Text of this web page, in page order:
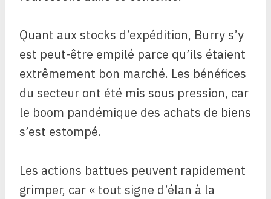
Quant aux stocks d’expédition, Burry s’y
est peut-être empilé parce qu’ils étaient
extrêmement bon marché. Les bénéfices
du secteur ont été mis sous pression, car
le boom pandémique des achats de biens
s’est estompé.
Les actions battues peuvent rapidement
grimper, car « tout signe d’élan à la